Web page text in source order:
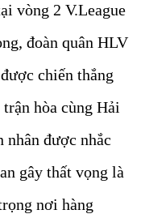
vòng 2 V.League
đoàn quân HLV
chiến thắng
hòa cùng Hải
nhân được nhắc
gây thất vọng là
nơi hàng